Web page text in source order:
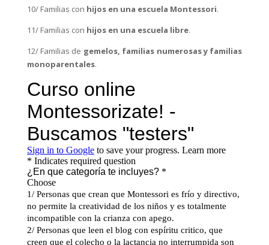
10/ Familias con hijos en una escuela Montessori.
11/ Familias con hijos en una escuela libre.
12/ Familias de gemelos, familias numerosas y familias
monoparentales.